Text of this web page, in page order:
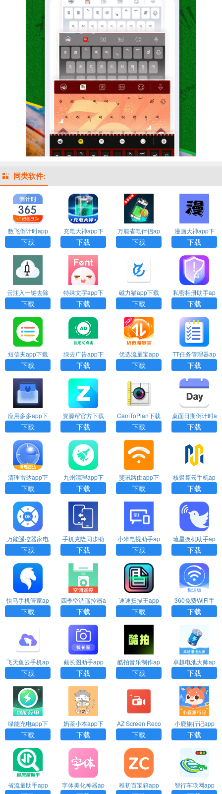
同类软件:
数飞倒计时app
下载
下载
充电大神app下
载
下载
万能省电伴侣ap
p下载
下载
漫画大神app下
载
下载
云注入一键去除
下载
下载
特殊文字app下
载
下载
磁力猫app下载
下载
私密相册助手ap
p下载安装
下载
短信夹app下载
安装
下载
绿去广告app下
载
下载
优选流量宝app
下载
下载
TT任务管理器ap
p下载
下载
应用多多app下
载安装
下载
资源帮官方下载
下载
CamToPlan下载
下载
桌面日期倒计时a
pp下载安装
下载
清理雷达app下
载
下载
九州清理app下
载
下载
斐讯路由app下
载
下载
核聚算云手机ap
p下载
下载
万能遥控器家电
大师app下载
下载
手机克隆同步助
手app下载
下载
小米电视助手ap
p官方下载安装
下载
琉星换机助手ap
p下载
下载
快马手机管家ap
p下载
下载
四季空调遥控器a
pp下载安装
下载
速速扫描王app
下载
下载
360免费WiFi手
机版下载安装
下载
飞天鱼云手机ap
p下载
下载
截长图助手app
下载安装
下载
酷拍音乐制作ap
p下载
下载
卓越电池大师ap
p下载
下载
绿能充电app下
载
下载
奶茶小本app下
载
下载
AZ Screen Reco
rder官方下载
下载
小鹿旅行记app
下载
下载
省流量助手app
字体美化神器ap
稚初百宝箱app
智行车联网app